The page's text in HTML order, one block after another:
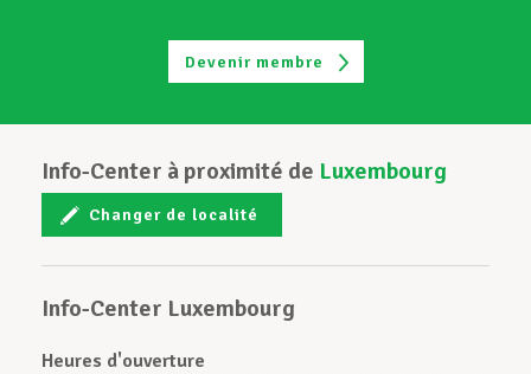
Devenir membre
Info-Center à proximité de Luxembourg
Changer de localité
Info-Center Luxembourg
Heures d'ouverture